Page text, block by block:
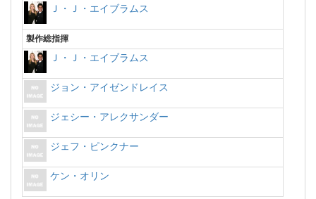
Ｊ・Ｊ・エイブラムス
製作総指揮
Ｊ・Ｊ・エイブラムス
ジョン・アイゼンドレイス
ジェシー・アレクサンダー
ジェフ・ピンクナー
ケン・オリン